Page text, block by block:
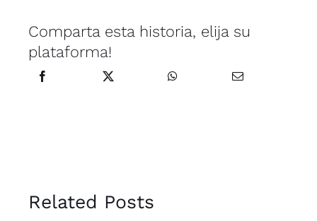
Comparta esta historia, elija su
plataforma!
Related Posts